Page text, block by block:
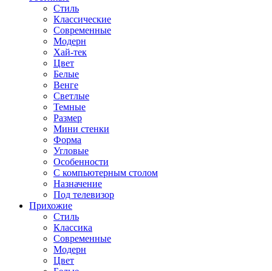
Стиль
Классические
Современные
Модерн
Хай-тек
Цвет
Белые
Венге
Светлые
Темные
Размер
Мини стенки
Форма
Угловые
Особенности
С компьютерным столом
Назначение
Под телевизор
Прихожие
Стиль
Классика
Современные
Модерн
Цвет